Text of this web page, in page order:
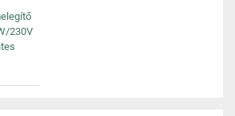
230V